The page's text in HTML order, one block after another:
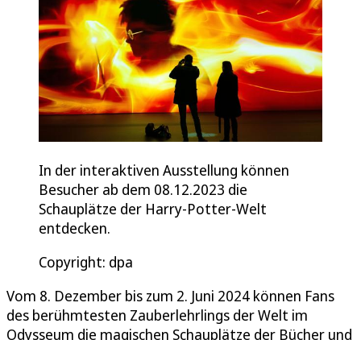
In der interaktiven Ausstellung können
Besucher ab dem 08.12.2023 die
Schauplätze der Harry-Potter-Welt
entdecken.
Copyright: dpa
Vom 8. Dezember bis zum 2. Juni 2024 können Fans
des berühmtesten Zauberlehrlings der Welt im
Odysseum die magischen Schauplätze der Bücher und